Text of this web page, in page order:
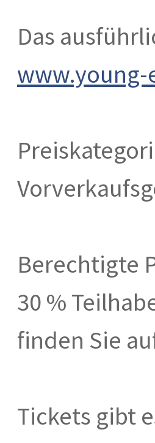
Das
Berechtigte
30 %
finden Sie
Tickets gibt